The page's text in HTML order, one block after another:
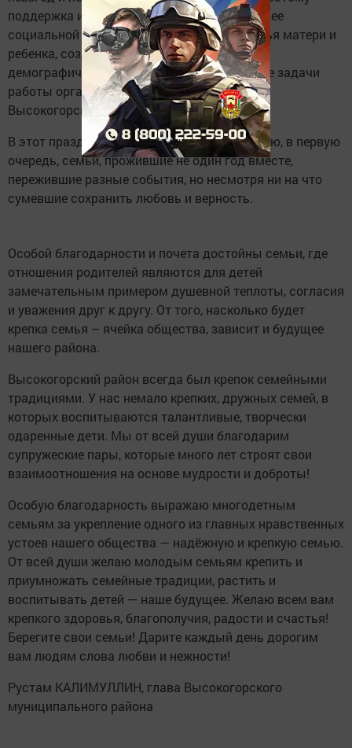
поддержка и укрепление семьи, повышение ее
социальной защищенности, охрана здоровья матери и
ребенка, создание условий для улучшения
демографической ситуации – приоритетные задачи
работы органов местного самоуправления
Высокогорского района.
В этот праздник от всего сердца поздравляю, в первую
очередь, семьи, прожившие не один год вместе,
пережившие разные события, но несмотря ни на что
сумевшие сохранить любовь и верность.
Особой благодарности и почета достойны семьи, где
отношения родителей являются для детей
замечательным примером душевной теплоты, согласия
и уважения друг к другу. От того, насколько будет
крепка семья – ячейка общества, зависит и будущее
нашего района.
Высокогорский район всегда был крепок семейными
традициями. У нас немало крепких, дружных семей, в
которых воспитываются талантливые, творчески
одаренные дети. Мы от всей души благодарим
супружеские пары, которые много лет строят свои
взаимоотношения на основе мудрости и доброты!
Особую благодарность выражаю многодетным
семьям за укрепление одного из главных нравственных
устоев нашего общества — надёжную и крепкую семью.
От всей души желаю молодым семьям крепить и
приумножать семейные традиции, растить и
воспитывать детей — наше будущее. Желаю всем вам
крепкого здоровья, благополучия, радости и счастья!
Берегите свои семьи! Дарите каждый день дорогим
вам людям слова любви и нежности!
Рустам КАЛИМУЛЛИН, глава Высокогорского
муниципального района